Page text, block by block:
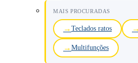
MAIS PROCURADAS
Teclados ratos
Multifunções